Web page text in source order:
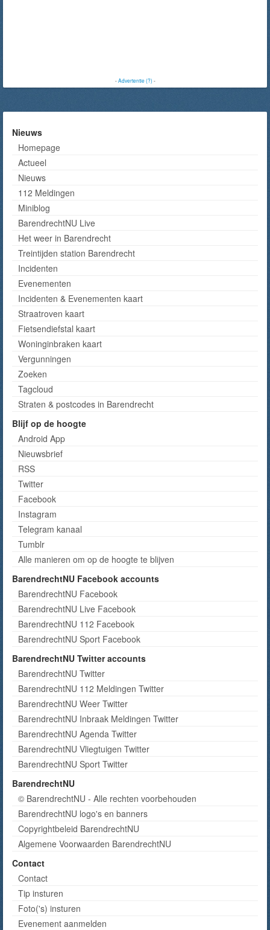
-Advertentie (?)-
Nieuws
Homepage
Actueel
Nieuws
112 Meldingen
Miniblog
BarendrechtNU Live
Het weer in Barendrecht
Treintijden station Barendrecht
Incidenten
Evenementen
Incidenten & Evenementen kaart
Straatroven kaart
Fietsendiefstal kaart
Woninginbraken kaart
Vergunningen
Zoeken
Tagcloud
Straten & postcodes in Barendrecht
Blijf op de hoogte
Android App
Nieuwsbrief
RSS
Twitter
Facebook
Instagram
Telegram kanaal
Tumblr
Alle manieren om op de hoogte te blijven
BarendrechtNU Facebook accounts
BarendrechtNU Facebook
BarendrechtNU Live Facebook
BarendrechtNU 112 Facebook
BarendrechtNU Sport Facebook
BarendrechtNU Twitter accounts
BarendrechtNU Twitter
BarendrechtNU 112 Meldingen Twitter
BarendrechtNU Weer Twitter
BarendrechtNU Inbraak Meldingen Twitter
BarendrechtNU Agenda Twitter
BarendrechtNU Vliegtuigen Twitter
BarendrechtNU Sport Twitter
BarendrechtNU
© BarendrechtNU - Alle rechten voorbehouden
BarendrechtNU logo's en banners
Copyrightbeleid BarendrechtNU
Algemene Voorwaarden BarendrechtNU
Contact
Contact
Tip insturen
Foto('s) insturen
Evenement aanmelden